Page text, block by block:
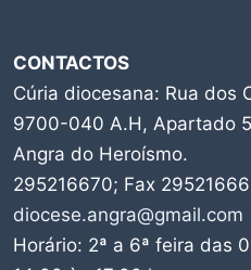
CONTACTOS
Cúria diocesana: Rua dos
9700-040 A.H, Apartado
Angra do Heroísmo.
295216670; Fax
diocese.angra@gmail.com
Horário: 2ª a 6ª feira das